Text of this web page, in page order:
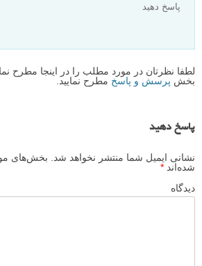
پاسخ دهید
لطفا نظرتان در مورد مطلب را در اینجا مطرح
بخش پرسش و پاسخ مطرح نمایید.
پاسخ دهید
نشانی ایمیل شما منتشر نخواهد شد.
بخش‌های
شده‌اند *
دیدگاه